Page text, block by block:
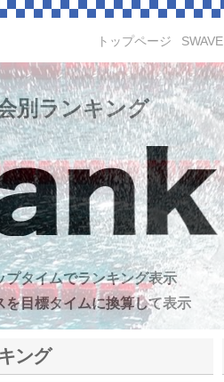
トップページ SWAVE
別ランキング
プタイムでランキング表示
を目標タイムに換算して表示
ング